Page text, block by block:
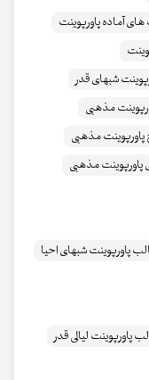
های آماده پاورپوینت
شبهای قدر
مذهبی
مذهبی
پاورپوینت مذهبی
پاورپوینت شبهای احیا
پاورپوینت لیالی قدر